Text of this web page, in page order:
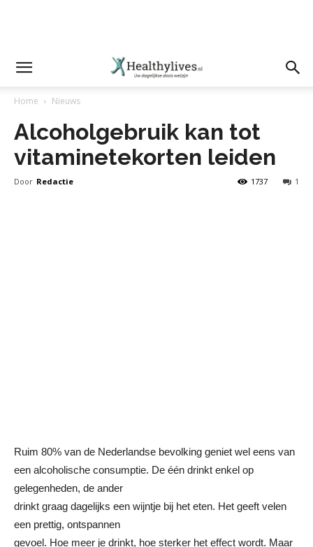
Home Nieuws
Alcoholgebruik kan tot
vitaminetekorten leiden
Door Redactie 1
1737
Ruim 80% van de Nederlandse bevolking geniet wel eens van
een alcoholische consumptie. De één drinkt enkel op
gelegenheden, de ander
drinkt graag dagelijks een wijntje bij het eten. Het geeft velen
een prettig, ontspannen
gevoel. Hoe meer je drinkt, hoe sterker het effect wordt. Maar